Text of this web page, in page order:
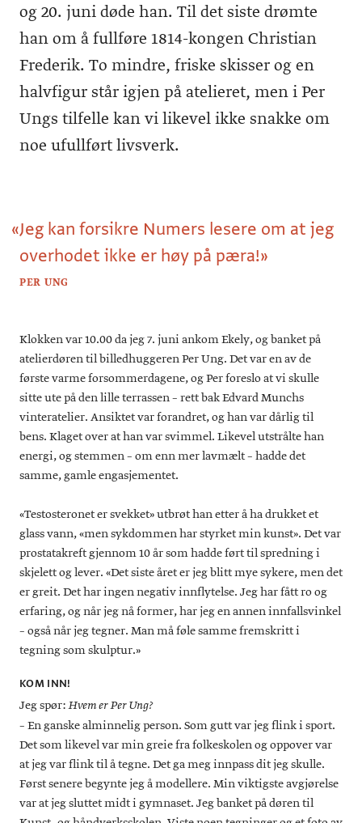
og 20. juni døde han. Til det siste drømte
han om å fullføre 1814-kongen Christian
Frederik. To mindre, friske skisser og en
halvfigur står igjen på atelieret, men i Per
Ungs tilfelle kan vi likevel ikke snakke om
noe ufullført livsverk.
«Jeg kan forsikre Numers lesere om at jeg
overhodet ikke er høy på pæra!»
PER UNG
Klokken var 10.00 da jeg 7. juni ankom Ekely, og banket på
atelierdøren til billedhuggeren Per Ung. Det var en av de
første varme forsommerdagene, og Per foreslo at vi skulle
sitte ute på den lille terrassen – rett bak Edvard Munchs
vinteratelier. Ansiktet var forandret, og han var dårlig til
bens. Klaget over at han var svimmel. Likevel utstrålte han
energi, og stemmen – om enn mer lavmælt – hadde det
samme, gamle engasjementet.
«Testosteronet er svekket» utbrøt han etter å ha drukket et
glass vann, «men sykdommen har styrket min kunst». Det var
prostatakreft gjennom 10 år som hadde ført til spredning i
skjelett og lever. «Det siste året er jeg blitt mye sykere, men det
er greit. Det har ingen negativ innflytelse. Jeg har fått ro og
erfaring, og når jeg nå former, har jeg en annen innfallsvinkel
– også når jeg tegner. Man må føle samme fremskritt i
tegning som skulptur.»
KOM INN!
Jeg spør:Hvem er Per Ung?
– En ganske alminnelig person. Som gutt var jeg flink i sport.
Det som likevel var min greie fra folkeskolen og oppover var
at jeg var flink til å tegne. Det ga meg innpass dit jeg skulle.
Først senere begynte jeg å modellere. Min viktigste avgjørelse
var at jeg sluttet midt i gymnaset. Jeg banket på døren til